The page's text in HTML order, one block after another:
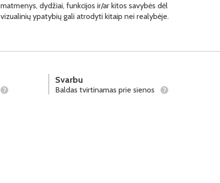
matmenys, dydžiai, funkcijos ir/ar kitos savybės dėl
vizualinių ypatybių gali atrodyti kitaip nei realybėje.
?
Svarbu
Baldas tvirtinamas prie sienos ?